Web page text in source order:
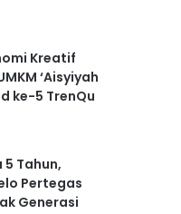
Kreatif
‘Aisyiyah
ke-5 TrenQu
5 Tahun,
Pertegas
Generasi